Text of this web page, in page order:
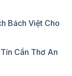
Bách Việt Cho
Cần Thơ An